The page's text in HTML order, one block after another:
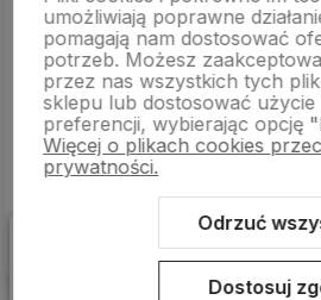
Komentarz
Dziękujemy za pozytywną opinię
5
Perfekcyjna przesyłka, pod każdym
Pierwszorzędna dostawa,
zgodna z informacjami na stronie.
opisem, w oryginalnych
Wow, dawno nie spotkałam się z
obsługą.
umożliwiają poprawne
pomagają nam dostosować
potrzeb. Możesz
przez nas wszystkich tych
sklepu lub dostosować
preferencji, wybierając opcję
Więcej o plikach cookies
prywatności.
Odrzuć
Dostosuj